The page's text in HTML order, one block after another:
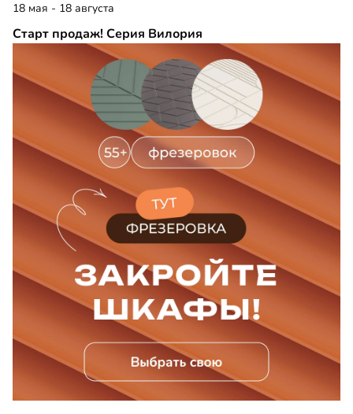
18 мая - 18 августа
Старт продаж! Серия Вилория